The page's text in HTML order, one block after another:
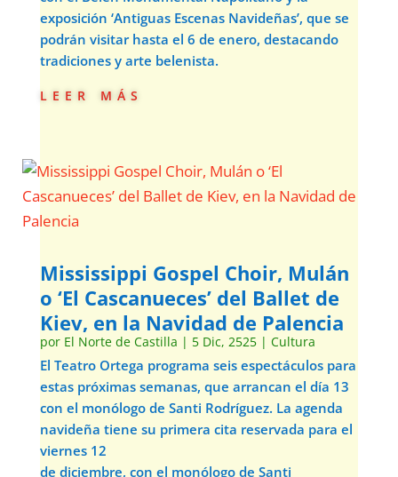
exposición ‘Antiguas Escenas Navideñas’, que se
podrán visitar hasta el 6 de enero, destacando
tradiciones y arte belenista.
leer más
Mississippi Gospel Choir, Mulán
o ‘El Cascanueces’ del Ballet de
Kiev, en la Navidad de Palencia
por El Norte de Castilla | 5 Dic, 2525| Cultura
El Teatro Ortega programa seis espectáculos para
estas próximas semanas, que arrancan el día 13
con el monólogo de Santi Rodríguez. La agenda
navideña tiene su primera cita reservada para el
viernes 12
de diciembre, con el monólogo de Santi